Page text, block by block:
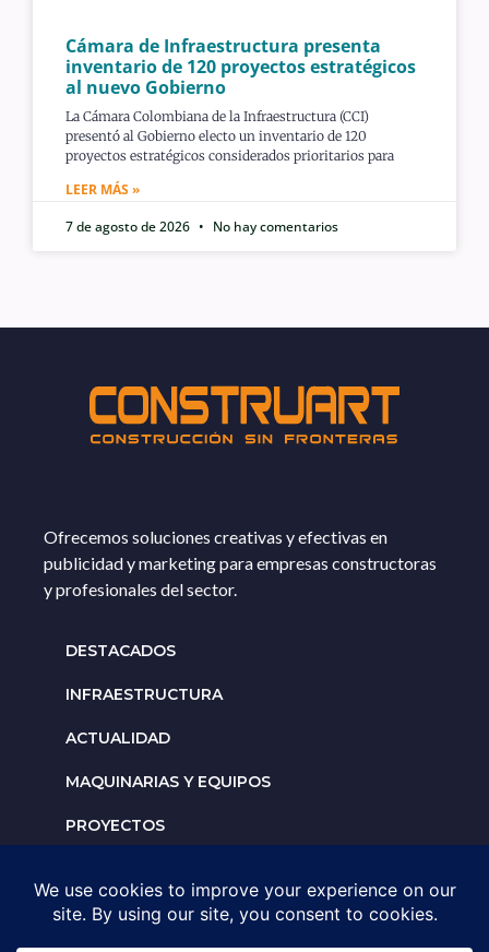
Cámara de Infraestructura presenta
inventario de 120 proyectos estratégicos
al nuevo Gobierno
La Cámara Colombiana de la Infraestructura (CCI)
presentó al Gobierno electo un inventario de 120
proyectos estratégicos considerados prioritarios para
LEER MÁS »
7 de agosto de 2026
No hay comentarios
Ofrecemos soluciones creativas y efectivas en
publicidad y marketing para empresas constructoras
y profesionales del sector.
DESTACADOS
INFRAESTRUCTURA
ACTUALIDAD
MAQUINARIAS Y EQUIPOS
PROYECTOS
Solicita un espacio para